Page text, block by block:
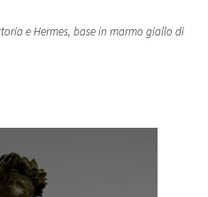
e Hermes, base in marmo giallo di